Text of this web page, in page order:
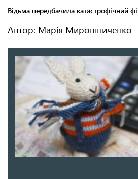
Автор: Марія Мирошниченко